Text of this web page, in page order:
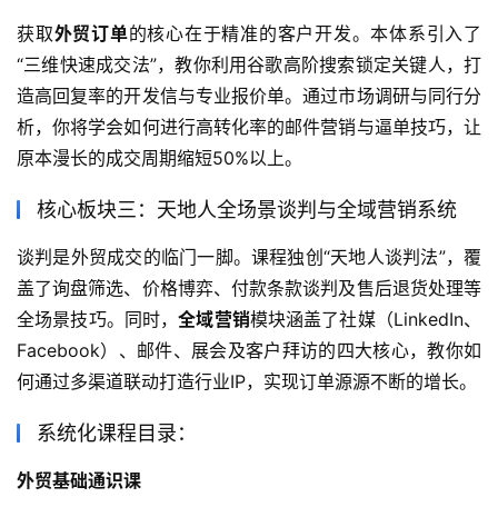
获取外贸订单的核心在于精准的客户开发。本体系引入了
“三维快速成交法”，教你利用谷歌高阶搜索锁定关键人，打
造高回复率的开发信与专业报价单。通过市场调研与同行分
析，你将学会如何进行高转化率的邮件营销与逼单技巧，让
原本漫长的成交周期缩短50%以上。
核心板块三：天地人全场景谈判与全域营销系统
谈判是外贸成交的临门一脚。课程独创“天地人谈判法”，覆
盖了询盘筛选、价格博弈、付款条款谈判及售后退货处理等
全场景技巧。同时，全域营销模块涵盖了社媒（LinkedIn、
Facebook）、邮件、展会及客户拜访的四大核心，教你如
何通过多渠道联动打造行业IP，实现订单源源不断的增长。
系统化课程目录：
外贸基础通识课